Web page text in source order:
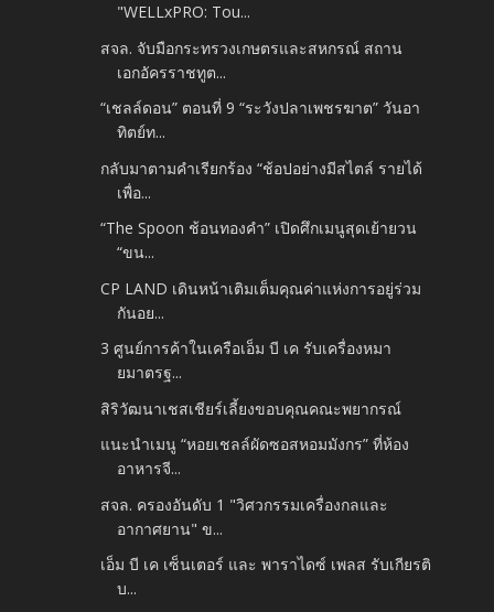
"WELLxPRO: Tou...
สจล. จับมือกระทรวงเกษตรและสหกรณ์ สถาน
เอกอัครราชทูต...
“เชลล์ดอน” ตอนที่ 9 “ระวังปลาเพชรฆาต” วันอา
ทิตย์ท...
กลับมาตามคำเรียกร้อง “ช้อปอย่างมีสไตล์ รายได้
เพื่อ...
“The Spoon ช้อนทองคำ” เปิดศึกเมนูสุดเย้ายวน
“ขน...
CP LAND เดินหน้าเติมเต็มคุณค่าแห่งการอยู่ร่วม
กันอย...
3 ศูนย์การค้าในเครือเอ็ม บี เค รับเครื่องหมา
ยมาตรฐ...
สิริวัฒนาเชสเชียร์เลี้ยงขอบคุณคณะพยากรณ์
แนะนำเมนู “หอยเชลล์ผัดซอสหอมมังกร” ที่ห้อง
อาหารจี...
สจล. ครองอันดับ 1 "วิศวกรรมเครื่องกลและ
อากาศยาน" ข...
เอ็ม บี เค เซ็นเตอร์ และ พาราไดซ์ เพลส รับเกียรติ
บ...